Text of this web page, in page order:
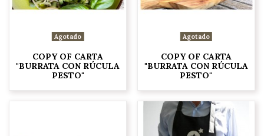
Agotado
COPY OF CARTA
"BURRATA CON RÚCULA
PESTO"
Agotado
COPY OF CARTA
"BURRATA CON RÚCULA
PESTO"